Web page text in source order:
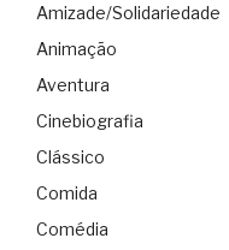
Amizade/Solidariedade
Animação
Aventura
Cinebiografia
Clássico
Comida
Comédia